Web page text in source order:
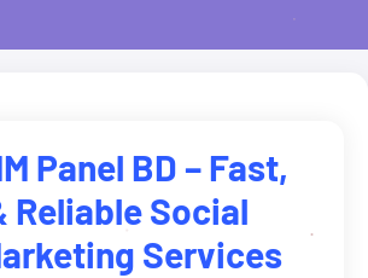
Panel BD – Fast,
Reliable Social
Services